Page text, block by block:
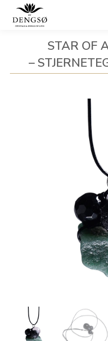
STAR OF
–